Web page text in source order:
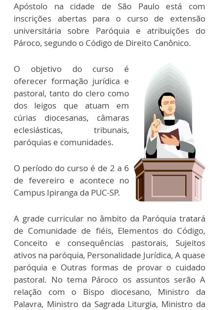
Apóstolo na cidade de São Paulo está com
inscrições abertas para o curso de extensão
universitária sobre Paróquia e atribuições do
Pároco, segundo o Código de Direito Canônico.
O objetivo do curso é
oferecer formação jurídica e
pastoral, tanto do clero como
dos leigos que atuam em
cúrias diocesanas, câmaras
eclesiásticas, tribunais,
paróquias e comunidades.
O período do curso é de 2 a 6
de fevereiro e acontece no
Campus Ipiranga da PUC-SP.
A grade curricular no âmbito da Paróquia tratará
de Comunidade de fiéis, Elementos do Código,
Conceito e consequências pastorais, Sujeitos
ativos na paróquia, Personalidade Jurídica, A quase
paróquia e Outras formas de provar o cuidado
pastoral. No tema Pároco os assuntos serão A
relação com o Bispo diocesano, Ministro da
Palavra, Ministro da Sagrada Liturgia, Ministro da